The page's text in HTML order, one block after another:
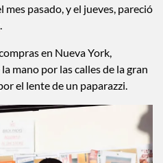
mes pasado, y el jueves, pareció
.
en Nueva York,
mano por las calles de la gran
el lente de un paparazzi.